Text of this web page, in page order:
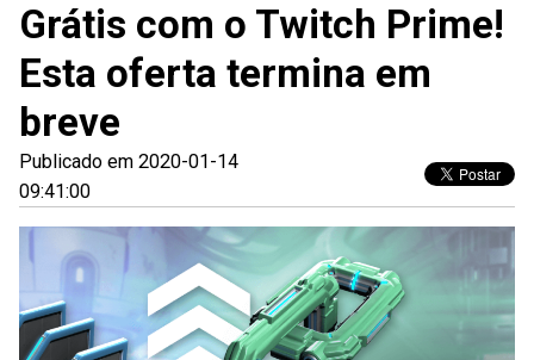
Grátis com o Twitch Prime!
Esta oferta termina em
breve
Publicado em 2020-01-14
09:41:00